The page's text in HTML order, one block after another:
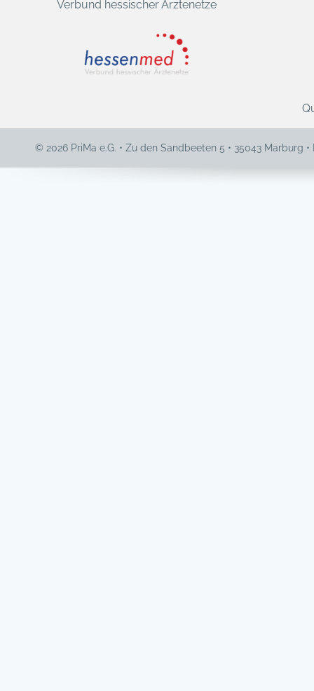
Verbund hessischer Ärztenetze
© 2026 PriMa e.G. • Zu den Sandbeeten 5 • 35043 Marburg •